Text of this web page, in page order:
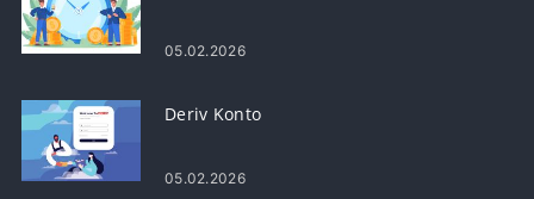
05.02.2026
Deriv Konto
05.02.2026